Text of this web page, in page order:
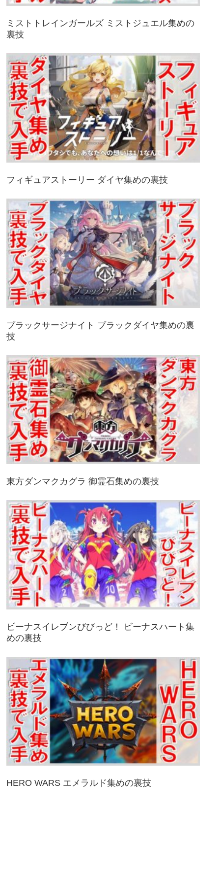
ミストトレインガールズ ミストジュエル集めの
裏技
フィギュアストーリー ダイヤ集めの裏技
ブラックサージナイト ブラックダイヤ集めの裏
技
東方ダンマクカグラ 御霊石集めの裏技
ビーナスイレブンびびっど！ ビーナスハート集
めの裏技
HERO WARS エメラルド集めの裏技